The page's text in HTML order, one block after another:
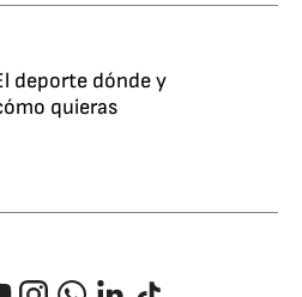
deporte dónde y
quieras
InstagramWhatsappLinkedIn
TikTok